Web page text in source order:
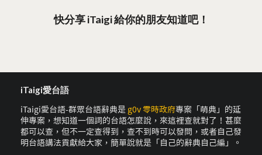
快分享 iTaigi 給你的朋友知道吧！
iTaigi愛台語
iTaigi愛台語-群眾台語辭典是 g0v 零時政府專案「萌典」的延
伸專案，想知道一個詞的台語怎麼說，來這裡查就對了！甚麼
都可以查，但不一定查得到，查不到時可以發問，或者自己發
明台語講法貢獻給大家，簡單說就是「自己的辭典自己編」。